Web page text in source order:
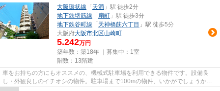
大阪環状線 「 天満 」駅 徒歩2分
地下鉄堺筋線 「 扇町 」駅 徒歩3分
地下鉄谷町線 「 天神橋筋六丁目 」駅 徒歩5分
大阪府大阪市北区山崎町
5.242万円
築年数：築18年 ｜募集中： 1室
階数：13階建
車をお持ちの方にもオススメの、機械式駐車場を利用できる物件です。設備良
し・外観良しのイチオシの物件。駐車場まで100mの物件、いかがでしょうか。